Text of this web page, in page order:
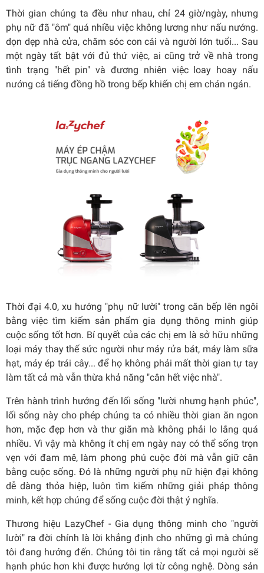
Thời gian chúng ta đều như nhau, chỉ 24 giờ/ngày, nhưng
phụ nữ đã "ôm" quá nhiều việc không lương như nấu nướng.
dọn dẹp nhà cửa, chăm sóc con cái và người lớn tuổi... Sau
một ngày tất bật với đủ thứ việc, ai cũng trở về nhà trong
tình trạng "hết pin" và đương nhiên việc loay hoay nấu
nướng cả tiếng đồng hồ trong bếp khiến chị em chán ngán.
Thời đại 4.0, xu hướng "phụ nữ lười" trong căn bếp lên ngôi
bằng việc tìm kiếm sản phẩm gia dụng thông minh giúp
cuộc sống tốt hơn. Bí quyết của các chị em là sở hữu những
loại máy thay thế sức người như máy rửa bát, máy làm sữa
hạt, máy ép trái cây... để họ không phải mất thời gian tự tay
làm tất cả mà vẫn thừa khả năng "cân hết việc nhà".
Trên hành trình hướng đến lối sống "lười nhưng hạnh phúc",
lối sống này cho phép chúng ta có nhiều thời gian ăn ngon
hơn, mặc đẹp hơn và thư giãn mà không phải lo lắng quá
nhiều. Vì vậy mà không ít chị em ngày nay có thể sống trọn
vẹn với đam mê, làm phong phú cuộc đời mà vẫn giữ cân
bằng cuộc sống. Đó là những người phụ nữ hiện đại không
dễ dàng thỏa hiệp, luôn tìm kiếm những giải pháp thông
minh, kết hợp chúng để sống cuộc đời thật ý nghĩa.
Thương hiệu LazyChef - Gia dụng thông minh cho "người
lười" ra đời chính là lời khẳng định cho những gì mà chúng
tôi đang hướng đến. Chúng tôi tin rằng tất cả mọi người sẽ
hạnh phúc hơn khi được hưởng lợi từ công nghệ. Dòng sản